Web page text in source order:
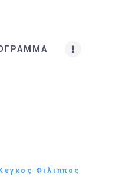
Κεγκος Φιλιππος